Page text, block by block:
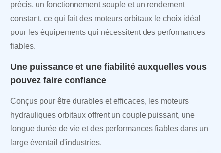
précis, un fonctionnement souple et un rendement
constant, ce qui fait des moteurs orbitaux le choix idéal
pour les équipements qui nécessitent des performances
fiables.
Une puissance et une fiabilité auxquelles vous
pouvez faire confiance
Conçus pour être durables et efficaces, les moteurs
hydrauliques orbitaux offrent un couple puissant, une
longue durée de vie et des performances fiables dans un
large éventail d'industries.